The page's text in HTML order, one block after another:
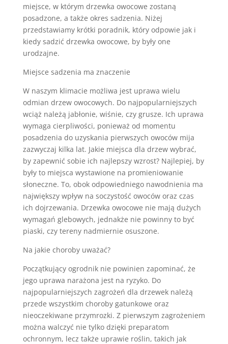
miejsce, w którym drzewka owocowe zostaną
posadzone, a także okres sadzenia. Niżej
przedstawiamy krótki poradnik, który odpowie jak i
kiedy sadzić drzewka owocowe, by były one
urodzajne.
Miejsce sadzenia ma znaczenie
W naszym klimacie możliwa jest uprawa wielu
odmian drzew owocowych. Do najpopularniejszych
wciąż należą jabłonie, wiśnie, czy grusze. Ich uprawa
wymaga cierpliwości, ponieważ od momentu
posadzenia do uzyskania pierwszych owoców mija
zazwyczaj kilka lat. Jakie miejsca dla drzew wybrać,
by zapewnić sobie ich najlepszy wzrost? Najlepiej, by
były to miejsca wystawione na promieniowanie
słoneczne. To, obok odpowiedniego nawodnienia ma
największy wpływ na soczystość owoców oraz czas
ich dojrzewania. Drzewka owocowe nie mają dużych
wymagań glebowych, jednakże nie powinny to być
piaski, czy tereny nadmiernie osuszone.
Na jakie choroby uważać?
Początkujący ogrodnik nie powinien zapominać, że
jego uprawa narażona jest na ryzyko. Do
najpopularniejszych zagrożeń dla drzewek należą
przede wszystkim choroby gatunkowe oraz
nieoczekiwane przymrozki. Z pierwszym zagrożeniem
można walczyć nie tylko dzięki preparatom
ochronnym, lecz także uprawie roślin, takich jak